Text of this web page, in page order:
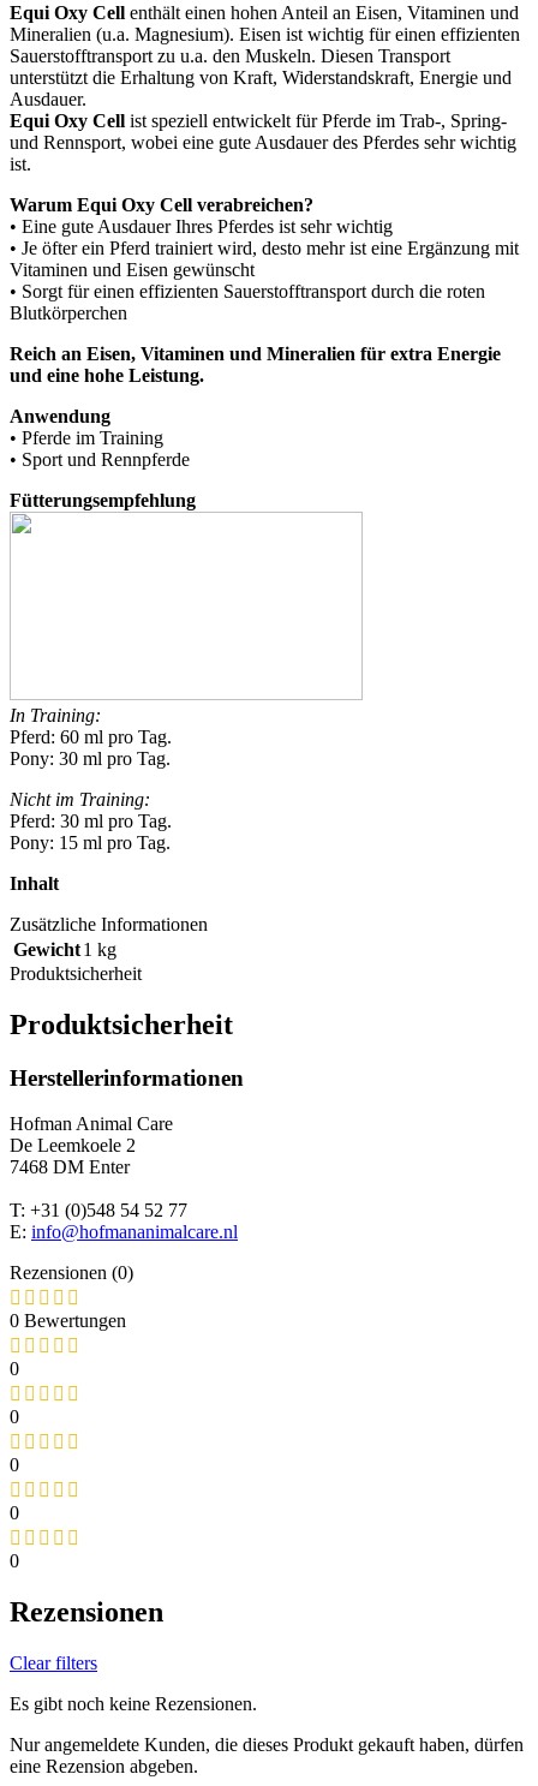
Equi Oxy Cell enthält einen hohen Anteil an Eisen, Vitaminen und
Mineralien (u.a. Magnesium). Eisen ist wichtig für einen effizienten
Sauerstofftransport zu u.a. den Muskeln. Diesen Transport
unterstützt die Erhaltung von Kraft, Widerstandskraft, Energie und
Ausdauer.
Equi Oxy Cell ist speziell entwickelt für Pferde im Trab-, Spring-
und Rennsport, wobei eine gute Ausdauer des Pferdes sehr wichtig
ist.
Warum Equi Oxy Cell verabreichen?
• Eine gute Ausdauer Ihres Pferdes ist sehr wichtig
• Je öfter ein Pferd trainiert wird, desto mehr ist eine Ergänzung mit
Vitaminen und Eisen gewünscht
• Sorgt für einen effizienten Sauerstofftransport durch die roten
Blutkörperchen
Reich an Eisen, Vitaminen und Mineralien für extra Energie
und eine hohe Leistung.
Anwendung
• Pferde im Training
• Sport und Rennpferde
Fütterungsempfehlung
In Training:
Pferd: 60 ml pro Tag.
Pony: 30 ml pro Tag.
Nicht im Training:
Pferd: 30 ml pro Tag.
Pony: 15 ml pro Tag.
Inhalt
Zusätzliche Informationen
Gewicht1 kg
Produktsicherheit
Produktsicherheit
Herstellerinformationen
Hofman Animal Care
De Leemkoele 2
7468 DM Enter
T: +31 (0)548 54 52 77
E: info@hofmananimalcare.nl
Rezensionen (0)
0 Bewertungen
0
0
0
0
0
Rezensionen
Clear filters
Es gibt noch keine Rezensionen.
Nur angemeldete Kunden, die dieses Produkt gekauft haben, dürfen
eine Rezension abgeben.